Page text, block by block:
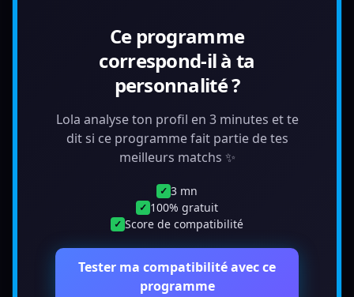
Ce programme
correspond-il à ta
personnalité ?
Lola analyse ton profil en 3 minutes et te
dit si ce programme fait partie de tes
meilleurs matchs ✨
✓ 3 mn
✓ 100% gratuit
✓ Score de compatibilité
Tester ma compatibilité avec ce
programme